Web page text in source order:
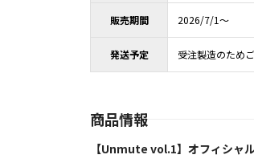
販売期間 2026/7/1～
発送予定 受注製造のため
商品情報
【Unmute vol.1】オフィシャ